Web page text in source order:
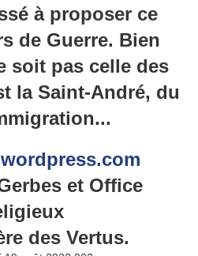
à proposer ce
de Guerre. Bien
soit pas celle des
la Saint-André, du
et Office
des Vertus.